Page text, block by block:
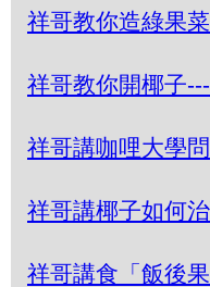
祥哥教你造綠果
祥哥教你開椰子
祥哥講咖哩大學問
祥哥講椰子如何
祥哥講食「飯後